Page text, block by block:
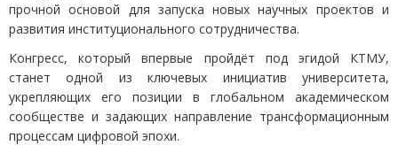
прочной основой для запуска новых научных проектов и
развития институционального сотрудничества.
Конгресс, который впервые пройдёт под эгидой КТМУ,
станет одной из ключевых инициатив университета,
укрепляющих его позиции в глобальном академическом
сообществе и задающих направление трансформационным
процессам цифровой эпохи.